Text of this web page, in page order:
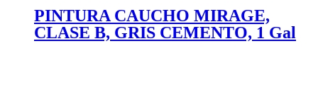
PINTURA CAUCHO MIRAGE,
CLASE B, GRIS CEMENTO, 1 Gal